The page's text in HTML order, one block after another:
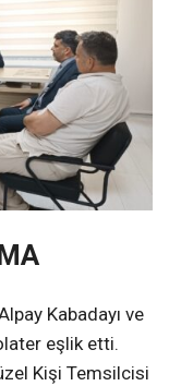
Kabadayı ve
eşlik etti.
Kişi Temsilcisi